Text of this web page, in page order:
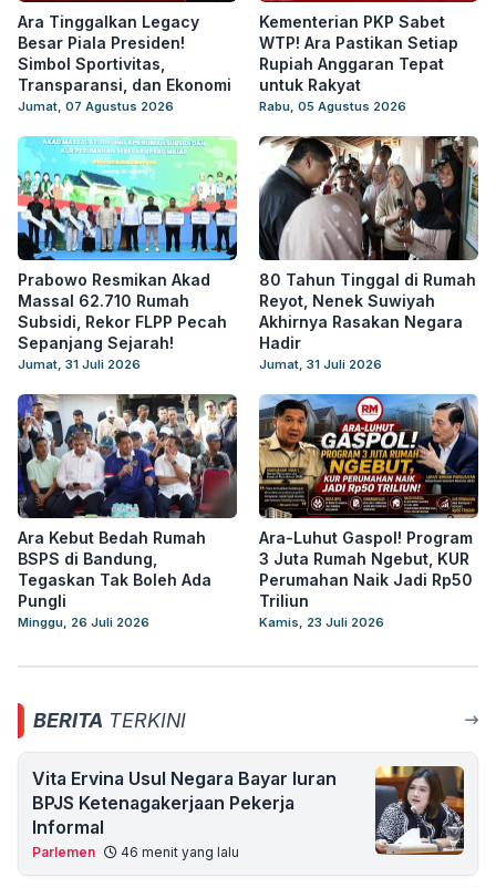
Ara Tinggalkan Legacy
Besar Piala Presiden!
Simbol Sportivitas,
Transparansi, dan Ekonomi
Jumat, 07 Agustus 2026
Kementerian PKP Sabet
WTP! Ara Pastikan Setiap
Rupiah Anggaran Tepat
untuk Rakyat
Rabu, 05 Agustus 2026
Prabowo Resmikan Akad
Massal 62.710 Rumah
Subsidi, Rekor FLPP Pecah
Sepanjang Sejarah!
Jumat, 31 Juli 2026
80 Tahun Tinggal di Rumah
Reyot, Nenek Suwiyah
Akhirnya Rasakan Negara
Hadir
Jumat, 31 Juli 2026
Ara Kebut Bedah Rumah
BSPS di Bandung,
Tegaskan Tak Boleh Ada
Pungli
Minggu, 26 Juli 2026
Ara-Luhut Gaspol! Program
3 Juta Rumah Ngebut, KUR
Perumahan Naik Jadi Rp50
Triliun
Kamis, 23 Juli 2026
BERITA TERKINI
Vita Ervina Usul Negara Bayar Iuran
BPJS Ketenagakerjaan Pekerja
Informal
Parlemen 46 menit yang lalu